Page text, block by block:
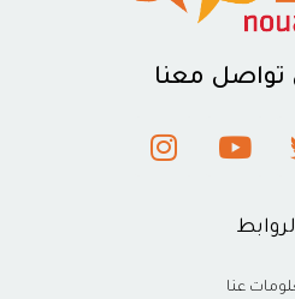
تواصل معنا
عنا